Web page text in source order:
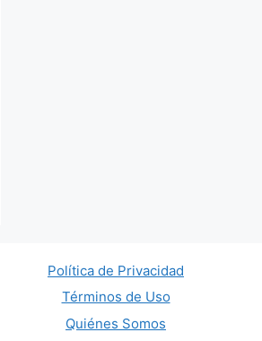
Política de Privacidad
Términos de Uso
Quiénes Somos